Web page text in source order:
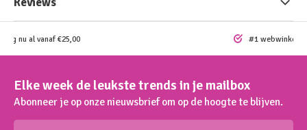
nu al vanaf €25,00 #1 webwinkel
Elke week de leukste trends in je mailbox
Abonneer je op onze nieuwsbrief om op de hoogte te blijven.